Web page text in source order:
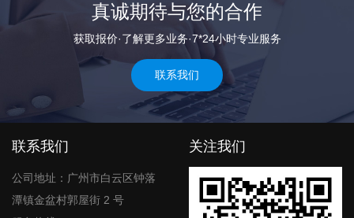
真诚期待与您的合作
获取报价·了解更多业务·7*24小时专业服务
联系我们
联系我们
公司地址：广州市白云区钟落
潭镇金盆村郭屋街 2 号
关注我们